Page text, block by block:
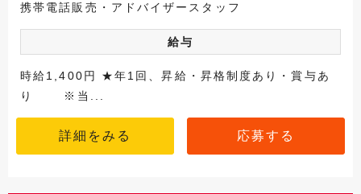
携帯電話販売・アドバイザースタッフ
給与
時給1,400円 ★年1回、昇給・昇格制度あり・賞与あ
り ※当...
詳細をみる 応募する